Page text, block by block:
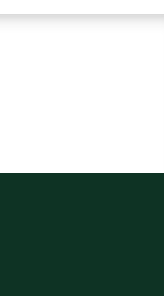
servizio